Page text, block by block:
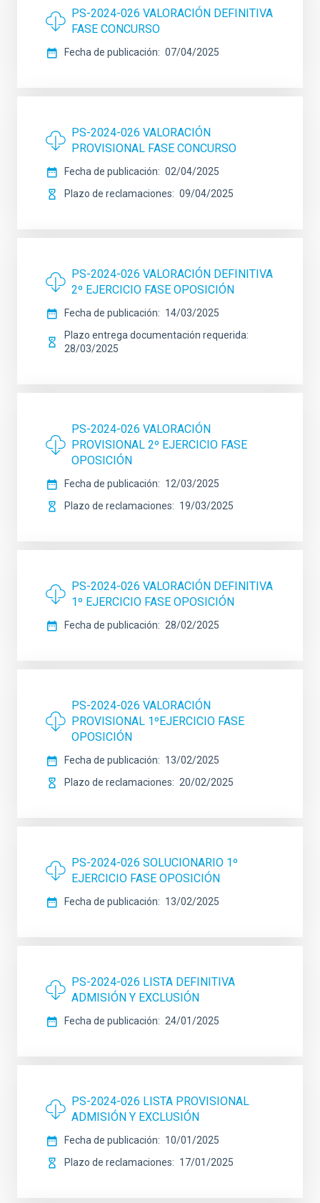
PS-2024-026 VALORACIÓN DEFINITIVA
FASE CONCURSO
Fecha de publicación 07/04/2025
PS-2024-026 VALORACIÓN
PROVISIONAL FASE CONCURSO
Fecha de publicación
02/04/2025
Plazo de reclamaciones
09/04/2025
PS-2024-026 VALORACIÓN DEFINITIVA
2º EJERCICIO FASE OPOSICIÓN
Fecha de publicación
14/03/2025
Plazo entrega documentación requerida
28/03/2025
PS-2024-026 VALORACIÓN
PROVISIONAL 2º EJERCICIO FASE
OPOSICIÓN
Fecha de publicación
12/03/2025
Plazo de reclamaciones
19/03/2025
PS-2024-026 VALORACIÓN DEFINITIVA
1º EJERCICIO FASE OPOSICIÓN
Fecha de publicación 28/02/2025
PS-2024-026 VALORACIÓN
PROVISIONAL 1ºEJERCICIO FASE
OPOSICIÓN
Fecha de publicación
13/02/2025
Plazo de reclamaciones
20/02/2025
PS-2024-026 SOLUCIONARIO 1º
EJERCICIO FASE OPOSICIÓN
Fecha de publicación 13/02/2025
PS-2024-026 LISTA DEFINITIVA
ADMISIÓN Y EXCLUSIÓN
Fecha de publicación 24/01/2025
PS-2024-026 LISTA PROVISIONAL
ADMISIÓN Y EXCLUSIÓN
Fecha de publicación
10/01/2025
Plazo de reclamaciones
17/01/2025